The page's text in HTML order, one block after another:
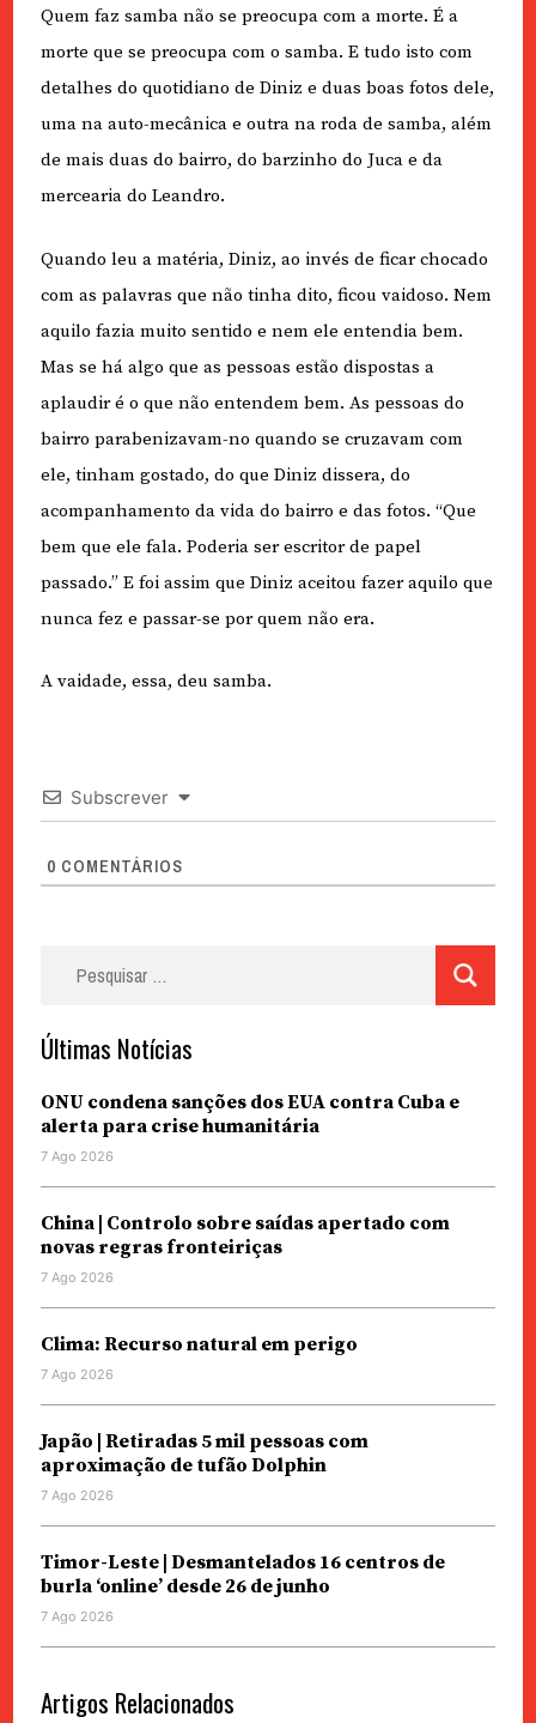
Quem faz samba não se preocupa com a morte. É a
morte que se preocupa com o samba. E tudo isto com
detalhes do quotidiano de Diniz e duas boas fotos dele,
uma na auto-mecânica e outra na roda de samba, além
de mais duas do bairro, do barzinho do Juca e da
mercearia do Leandro.
Quando leu a matéria, Diniz, ao invés de ficar chocado
com as palavras que não tinha dito, ficou vaidoso. Nem
aquilo fazia muito sentido e nem ele entendia bem.
Mas se há algo que as pessoas estão dispostas a
aplaudir é o que não entendem bem. As pessoas do
bairro parabenizavam-no quando se cruzavam com
ele, tinham gostado, do que Diniz dissera, do
acompanhamento da vida do bairro e das fotos. “Que
bem que ele fala. Poderia ser escritor de papel
passado.” E foi assim que Diniz aceitou fazer aquilo que
nunca fez e passar-se por quem não era.
A vaidade, essa, deu samba.
Subscrever
0 COMENTÁRIOS
Últimas Notícias
ONU condena sanções dos EUA contra Cuba e
alerta para crise humanitária
7 Ago 2026
China | Controlo sobre saídas apertado com
novas regras fronteiriças
7 Ago 2026
Clima: Recurso natural em perigo
7 Ago 2026
Japão | Retiradas 5 mil pessoas com
aproximação de tufão Dolphin
7 Ago 2026
Timor-Leste | Desmantelados 16 centros de
burla ‘online’ desde 26 de junho
7 Ago 2026
Artigos Relacionados